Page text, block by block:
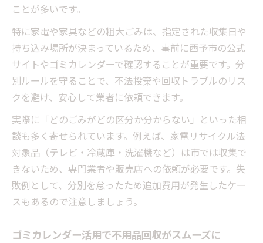
ことが多いです。
特に家電や家具などの粗大ごみは、指定された収集日や
持ち込み場所が決まっているため、事前に西予市の公式
サイトやゴミカレンダーで確認することが重要です。分
別ルールを守ることで、不法投棄や回収トラブルのリス
クを避け、安心して業者に依頼できます。
実際に「どのごみがどの区分か分からない」といった相
談も多く寄せられています。例えば、家電リサイクル法
対象品（テレビ・冷蔵庫・洗濯機など）は市では収集で
きないため、専門業者や販売店への依頼が必要です。失
敗例として、分別を怠ったため追加費用が発生したケー
スもあるので注意しましょう。
ゴミカレンダー活用で不用品回収がスムーズに